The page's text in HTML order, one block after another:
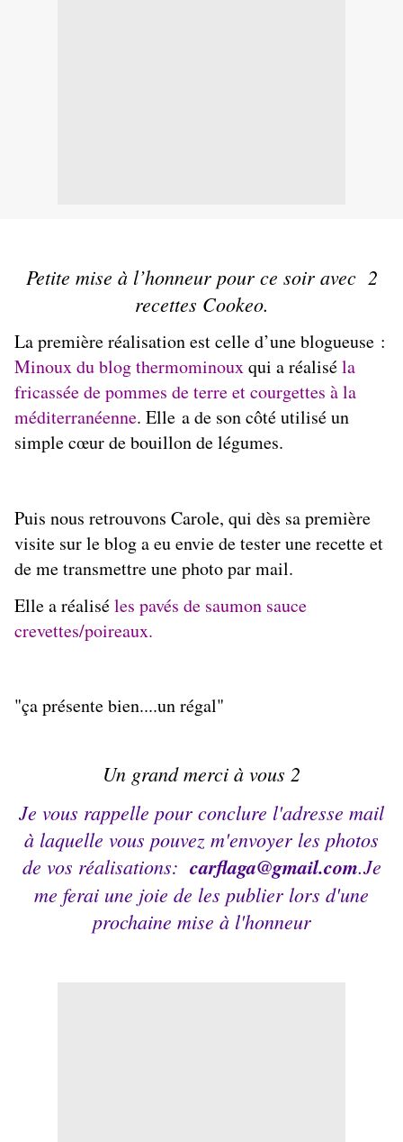
Petite mise à l’honneur pour ce soir avec 2
recettes Cookeo.
La première réalisation est celle d’une blogueuse :
Minoux du blog thermominouxqui a réaliséla
fricassée de pommes de terre et courgettes à la
méditerranéenne. Elle a de son côté utilisé un
simple cœur de bouillon de légumes.
Puis nous retrouvons Carole, qui dès sa première
visite sur le blog a eu envie de tester une recette et
de me transmettre une photo par mail.
Elle a réaliséles pavés de saumon sauce
crevettes/poireaux.
"ça présente bien....un régal"
Un grand merci à vous 2
Je vous rappelle pour conclure l'adresse mail
à laquelle vous pouvez m'envoyer les photos
de vos réalisations: carflaga@gmail.com.Je
me ferai une joie de les publier lors d'une
prochaine mise à l'honneur